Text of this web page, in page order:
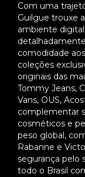
Com uma
Guilgue trouxe
ambiente
comodidade
coleções
originais das
Tommy Jeans,
Vans, OUS,
complementar
cosméticos e
peso global,
Rabanne e
segurança pelo
todo o Brasil